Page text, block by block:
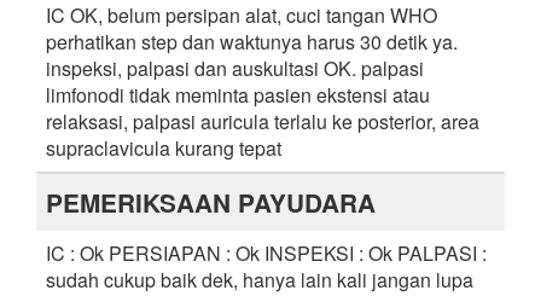
IC OK, belum persipan alat, cuci tangan WHO
perhatikan step dan waktunya harus 30 detik ya.
inspeksi, palpasi dan auskultasi OK. palpasi
limfonodi tidak meminta pasien ekstensi atau
relaksasi, palpasi auricula terlalu ke posterior, area
supraclavicula kurang tepat
PEMERIKSAAN PAYUDARA
IC : Ok PERSIAPAN : Ok INSPEKSI : Ok PALPASI :
sudah cukup baik dek, hanya lain kali jangan lupa